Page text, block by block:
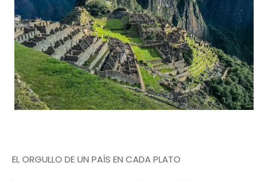
EL ORGULLO DE UN PAÍS EN CADA PLATO